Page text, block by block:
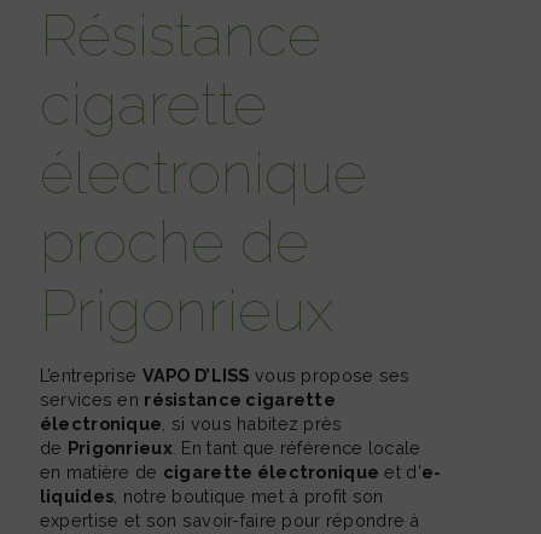
résistance
cigarette
électronique
proche de
Prigonrieux
L’entreprise VAPO D’LISS vous propose ses
services en résistance cigarette
électronique , si vous habitez près
de Prigonrieux . En tant que référence locale
en matière de cigarette électronique et d'e-
liquides , notre boutique met à profit son
expertise et son savoir-faire pour répondre à